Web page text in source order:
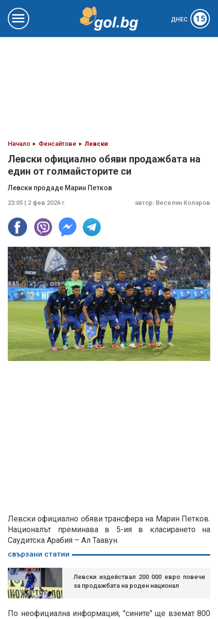
ДНЕС 15
Начало Фенсайтове Левски
Левски официално обяви продажбата на
един от голмайсторите си
Левски продаде Марин Петков
23:05 | 2 фев 2026 г. автор: Веселин Коларов
Левски официално обяви трансфера на Марин Петков.
Националът преминава в 5-ия в класирането на
Саудитска Арабия – Ал Таавун.
свързани статии
Левски издействал 200 000 евро повече
за продажбата на роден национал
По неофициална информация, "сините" ще вземат 800